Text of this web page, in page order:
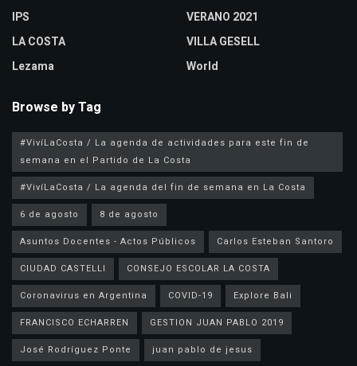
IPS
LA COSTA
Lezama
VERANO 2021
VILLA GESELL
World
Browse by Tag
#VivíLaCosta / La agenda de actividades para este fin de
semana en el Partido de La Costa
#VivíLaCosta / La agenda del fin de semana en La Costa
6 de agosto
8 de agosto
Asuntos Docentes - Actos Públicos
Carlos Esteban Santoro
CIUDAD CASTELLI
CONSEJO ESCOLAR LA COSTA
Coronavirus en Argentina
COVID-19
Explore Bali
FRANCISCO ECHARREN
GESTION JUAN PABLO 2019
José Rodríguez Ponte
juan pablo de jesus